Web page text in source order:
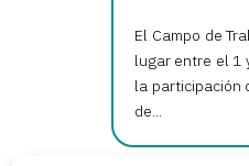
El Campo de
lugar entre el 1
la participación
de...